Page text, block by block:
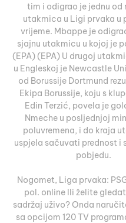
tim i odigrao je jednu od
utakmica u Ligi prvaka u
vrijeme. Mbappe je
sjajnu utakmicu u kojoj je
(EPA) (EPA) U drugoj
u Engleskoj je Newcastle
od Borussije Dortmund
Ekipa Borussije, koju s
Edin Terzić, povela je
Nmeche u posljednjoj
poluvremena, i do kraja
uspjela sačuvati prednost i
pobjedu.
Nogomet, Liga prvaka:
pol. online Ili želite
sadržaj uživo? Onda
sa opcijom 120 TV